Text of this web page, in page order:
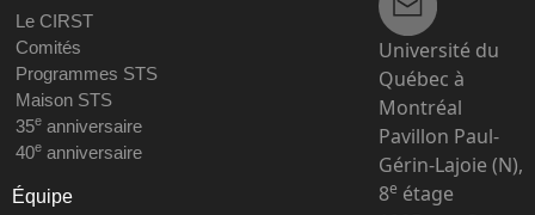
Le CIRST
Comités
Programmes STS
Maison STS
35eanniversaire
40eanniversaire
Équipe
Université du
Québec à
Montréal
Pavillon Paul-
Gérin-Lajoie (N),
8e étage